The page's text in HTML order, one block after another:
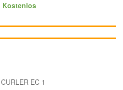
Kostenlos
EC 1